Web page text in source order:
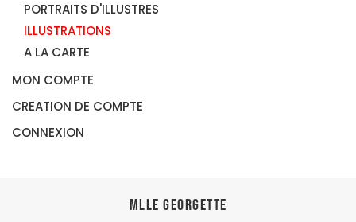
PORTRAITS D'ILLUSTRES
ILLUSTRATIONS
A LA CARTE
MON COMPTE
CREATION DE COMPTE
CONNEXION
Mlle Georgette